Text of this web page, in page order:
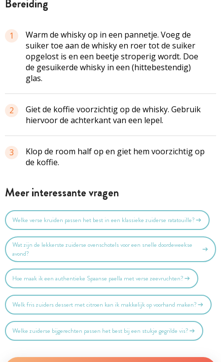
bereiding
1
Warm de whisky op in een pannetje. Voeg de
suiker toe aan de whisky en roer tot de suiker
opgelost is en een beetje stroperig wordt. Doe
de gesuikerde whisky in een (hittebestendig)
glas.
2
Giet de koffie voorzichtig op de whisky. Gebruik
hiervoor de achterkant van een lepel.
3
Klop de room half op en giet hem voorzichtig op
de koffie.
Meer interessante vragen
Welke verse kruiden passen het best in een klassieke zuiderse ratatouille?
Wat zijn de lekkerste zuiderse ovenschotels voor een snelle doordeweekse
avond?
Hoe maak ik een authentieke Spaanse paella met verse zeevruchten?
Welk fris zuiders dessert met citroen kan ik makkelijk op voorhand maken?
Welke zuiderse bijgerechten passen het best bij een stukje gegrilde vis?